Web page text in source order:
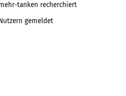
tanken recherchiert
gemeldet